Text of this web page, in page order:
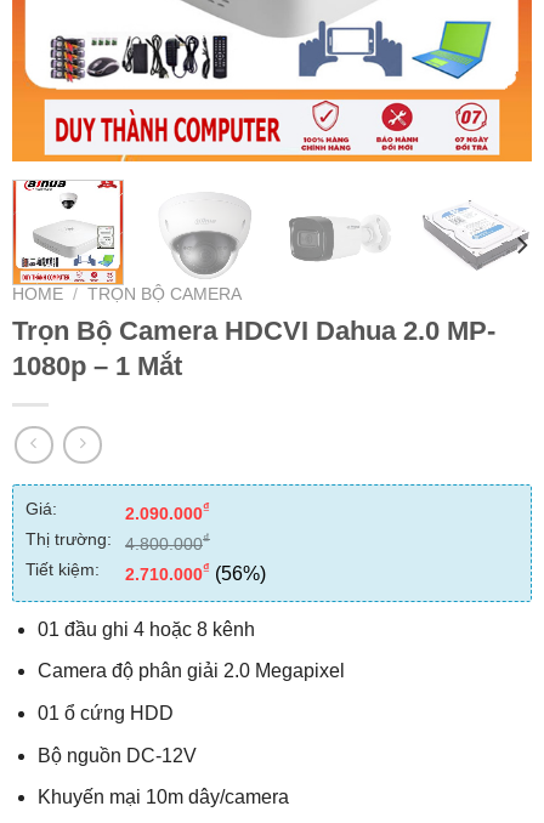
HOME / TRỌN BỘ CAMERA
Trọn Bộ Camera HDCVI Dahua 2.0 MP-
1080p – 1 Mắt
Giá: 2.090.000₫
Thị trường: 4.800.000₫
Tiết kiệm: 2.710.000₫ (56%)
01 đầu ghi 4 hoặc 8 kênh
Camera độ phân giải 2.0 Megapixel
01 ổ cứng HDD
Bộ nguồn DC-12V
Khuyến mại 10m dây/camera